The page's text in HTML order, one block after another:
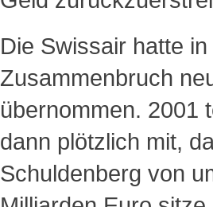
Die Swissair hatte
Zusammenbruch
übernommen. 2001
dann plötzlich mit,
Schuldenberg von